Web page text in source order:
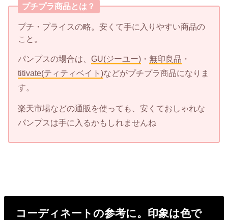
プチプラ商品とは？
プチ・プライスの略。安くて手に入りやすい商品の
こと。
パンプスの場合は、GU(ジーユー) ・無印良品 ・
titivate(ティティベイト)などがプチプラ商品になりま
す。
楽天市場などの通販を使っても、安くておしゃれな
パンプスは手に入るかもしれませんね
コーディネートの参考に。印象は色で